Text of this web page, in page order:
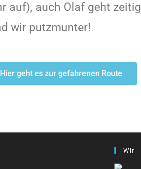
auf), auch Olaf geht zeitig
wir putzmunter!
Hier geht es zur gefahrenen Route
Wir